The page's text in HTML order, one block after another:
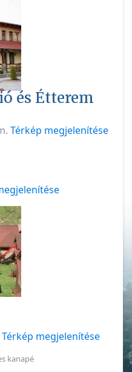
és Étterem
Térkép megjelenítése
Térkép megjelenítése
kanapé